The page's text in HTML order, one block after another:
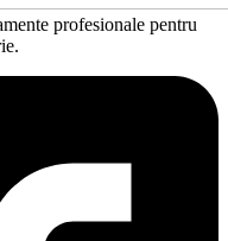
profesionale pentru